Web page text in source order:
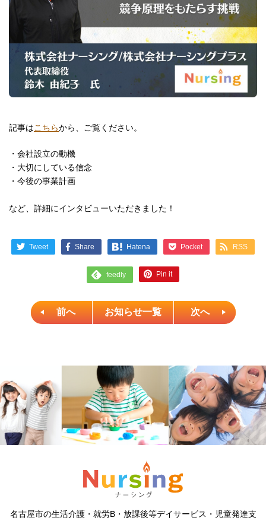
記事はこちらから、ご覧ください。
・会社設立の動機
・大切にしている信念
・今後の事業計画
など、詳細にインタビューいただきました！
Tweet Share Hatena Pocket RSS
feedly Pin it
前へ お知らせ一覧 次へ
名古屋市の生活介護・就労B・放課後等デイサービス・児童発達支